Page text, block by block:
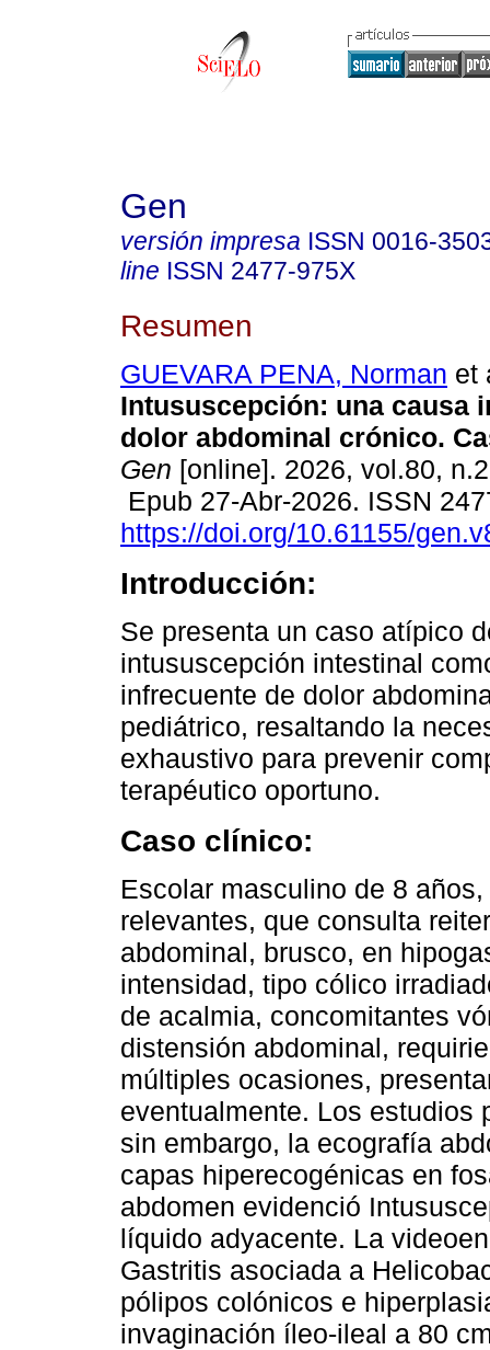
Gen
versión impresa ISSN 0016-
line ISSN 2477-975X
Resumen
GUEVARA PENA, Norman et
Intususcepción: una causa
dolor abdominal crónico.
Gen [online]. 2026, vol.80,
Epub 27-Abr-2026. ISSN
https://doi.org/10.61155/
Introducción:
Se presenta un caso atípico
intususcepción intestinal
infrecuente de dolor
pediátrico, resaltando la
exhaustivo para prevenir
terapéutico oportuno.
Caso clínico:
Escolar masculino de 8
relevantes, que consulta
abdominal, brusco, en
intensidad, tipo cólico
de acalmia, concomitantes
distensión abdominal,
múltiples ocasiones,
eventualmente. Los estudios
sin embargo, la ecografía
capas hiperecogénicas en
abdomen evidenció
líquido adyacente. La
Gastritis asociada a
pólipos colónicos e
invaginación íleo-ileal a 80